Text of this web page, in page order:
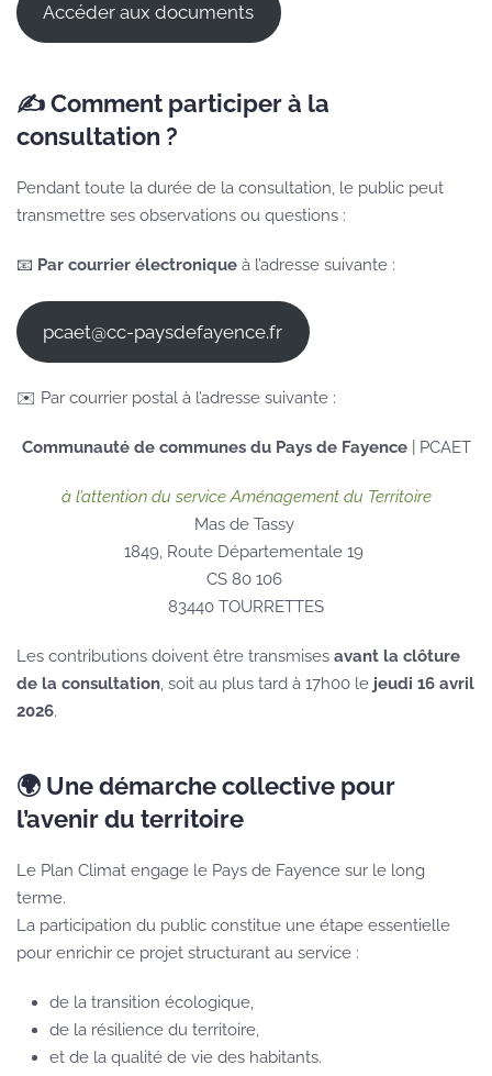
Accéder aux documents
✍️ Comment participer à la
consultation ?
Pendant toute la durée de la consultation, le public peut
transmettre ses observations ou questions :
📧 Par courrier électronique à l’adresse suivante :
pcaet@cc-paysdefayence.fr
✉️ Par courrier postal à l’adresse suivante :
Communauté de communes du Pays de Fayence| PCAET
à l’attention du service Aménagement du Territoire
Mas de Tassy
1849, Route Départementale 19
CS 80 106
83440 TOURRETTES
Les contributions doivent être transmises avant la clôture
de la consultation, soit au plus tard à 17h00 le jeudi 16 avril
2026.
🌍 Une démarche collective pour
l’avenir du territoire
Le Plan Climat engage le Pays de Fayence sur le long
terme.
La participation du public constitue une étape essentielle
pour enrichir ce projet structurant au service :
de la transition écologique,
de la résilience du territoire,
et de la qualité de vie des habitants.